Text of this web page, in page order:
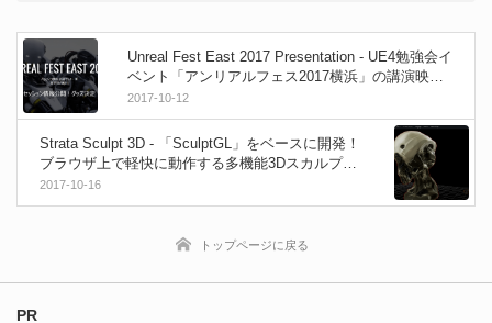
Unreal Fest East 2017 Presentation - UE4勉強会イ
ベント「アンリアルフェス2017横浜」の講演映像
が公開！
2017-10-12
Strata Sculpt 3D - 「SculptGL」をベースに開発！
ブラウザ上で軽快に動作する多機能3Dスカルプト
ソフト！
2017-10-16
トップページに戻る
PR